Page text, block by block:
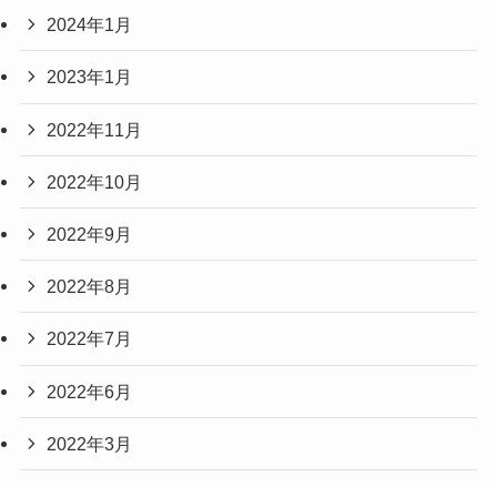
2024年1月
2023年1月
2022年11月
2022年10月
2022年9月
2022年8月
2022年7月
2022年6月
2022年3月